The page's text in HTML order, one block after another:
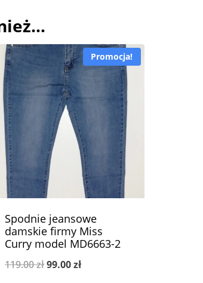
Promocja!
Spodnie jeansowe
damskie firmy Miss
Curry model MD6663-2
119.00złPierwotna
99.00złAktualna